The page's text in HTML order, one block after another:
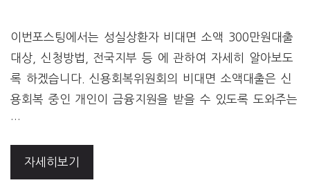
이번포스팅에서는 성실상환자 비대면 소액 300만원대출
대상, 신청방법, 전국지부 등 에 관하여 자세히 알아보도
록 하겠습니다. 신용회복위원회의 비대면 소액대출은 신
용회복 중인 개인이 금융지원을 받을 수 있도록 도와주는
…
자세히보기